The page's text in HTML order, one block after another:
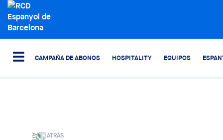
CAMPAÑA DE ABONOS HOSPITALITY EQUIPOS
ATRÁS